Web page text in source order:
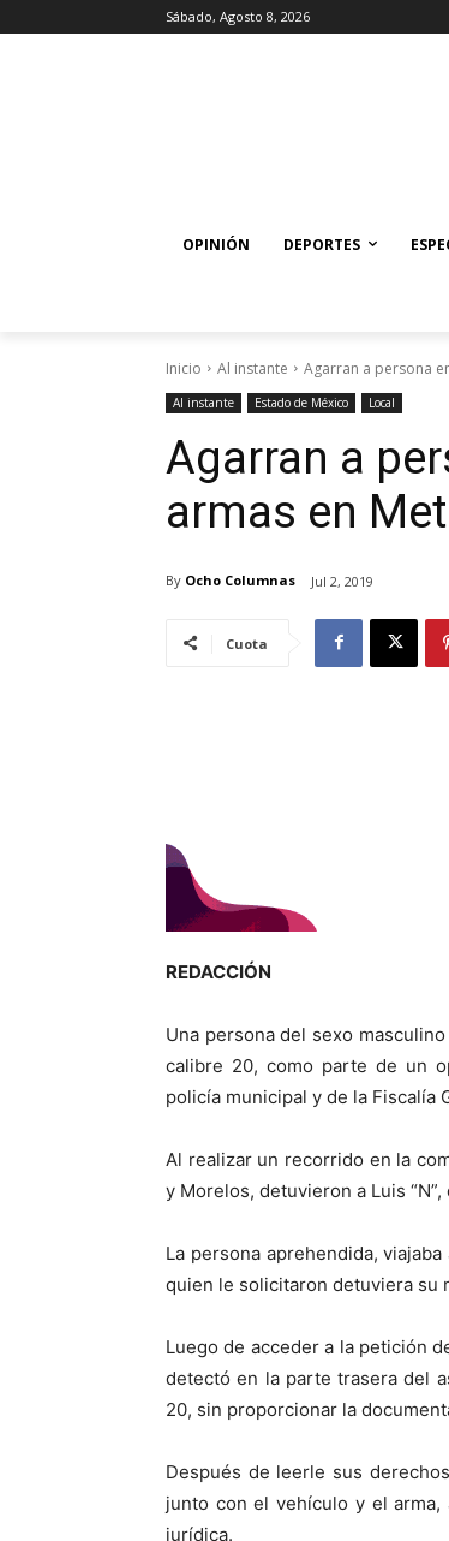
Sábado, Agosto 8, 2026
OPINIÓN DEPORTES
Inicio Al instante Agarran a persona
Al instante Estado de México Local
Agarran a
armas en
By Ocho Columnas Jul 2, 2019
Cuota
REDACCIÓN
Una persona del sexo
calibre 20, como parte de un
policía municipal y de la Fiscalía
Al realizar un recorrido en la
y Morelos, detuvieron a Luis
La persona aprehendida,
quien le solicitaron detuviera su
Luego de acceder a la petición
detectó en la parte trasera del
20, sin proporcionar la
Después de leerle sus
junto con el vehículo y el
jurídica.